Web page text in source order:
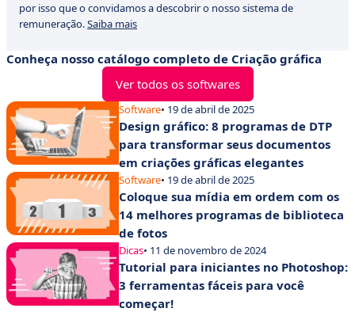
por isso que o convidamos a descobrir o nosso sistema de
remuneração.Saiba mais
Conheça nosso catálogo completo de Criação gráfica
Ver todos os softwares
Software• 19 de abril de 2025
Design gráfico: 8 programas de DTP
para transformar seus documentos
em criações gráficas elegantes
Software• 19 de abril de 2025
Coloque sua mídia em ordem com os
14 melhores programas de biblioteca
de fotos
Dicas• 11 de novembro de 2024
Tutorial para iniciantes no Photoshop:
3 ferramentas fáceis para você
começar!